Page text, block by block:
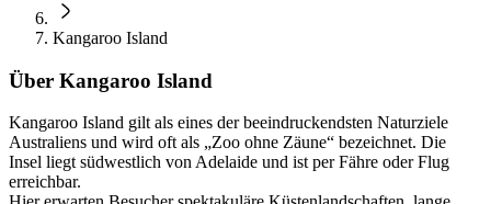
Kangaroo Island
Über Kangaroo Island
Kangaroo Island gilt als eines der beeindruckendsten Naturziele
Australiens und wird oft als „Zoo ohne Zäune“ bezeichnet. Die
Insel liegt südwestlich von Adelaide und ist per Fähre oder Flug
erreichbar.